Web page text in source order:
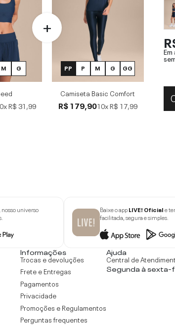
M G
R$ 31,99
PP P M G GG
Camiseta Basic Comfort
R$ 179,9010xR$ 17,99
, nosso universo
Baixe o appLIVE! Oficiale
facilitada, segura e simples.
Informações
Trocas e devoluções
Frete e Entregas
Pagamentos
Privacidade
Promoções e Regulamentos
Perguntas frequentes
Ajuda
Central de
Segunda à sexta-